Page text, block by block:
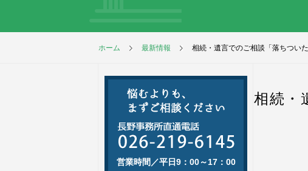
ホーム 最新情報 相続・遺言でのご相談「落ちつい
相続・
営業時間／平日9：00～17：00